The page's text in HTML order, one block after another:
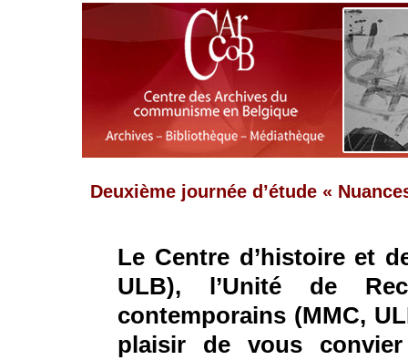
Deuxième journée d’étude «
Le Centre d’histoire et
ULB), l’Unité de
contemporains (MMC,
plaisir de vous